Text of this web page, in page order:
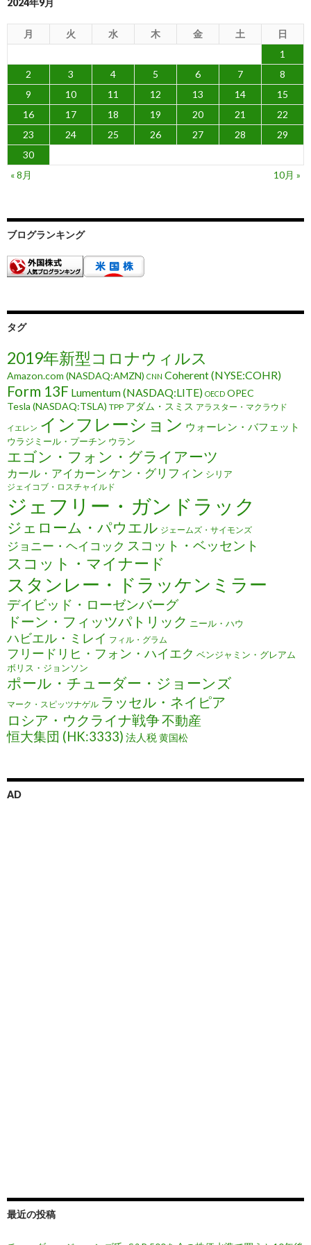
2024年9月
月 火 水 木 金 土
日
1
2
3 4 5 6 7
8
9
10 11 12 13 14
15
16
17 18 19 20 21
22
23
24 25 26 27 28
29
30
« 8月
10月 »
ブログランキング
タグ
2019年新型コロナウィルス
Amazon.com (NASDAQ:AMZN) CNN Coherent (NYSE:COHR)
Form 13F Lumentum (NASDAQ:LITE) OECD OPEC
Tesla (NASDAQ:TSLA) TPP アダム・スミス アラスター・マクラウド
イエレン インフレーション ウォーレン・バフェット
ウラジミール・プーチン ウラン
エゴン・フォン・グライアーツ
カール・アイカーン ケン・グリフィン シリア
ジェイコブ・ロスチャイルド
ジェフリー・ガンドラック
ジェローム・パウエル ジェームズ・サイモンズ
ジョニー・ヘイコック スコット・ベッセント
スコット・マイナード
スタンレー・ドラッケンミラー
デイビッド・ローゼンバーグ
ドーン・フィッツパトリック ニール・ハウ
ハビエル・ミレイ フィル・グラム
フリードリヒ・フォン・ハイエク ベンジャミン・グレアム
ボリス・ジョンソン
ポール・チューダー・ジョーンズ
マーク・スピッツナゲル ラッセル・ネイピア
ロシア・ウクライナ戦争不動産
恒大集団 (HK:3333) 法人税黄国松
AD
最近の投稿